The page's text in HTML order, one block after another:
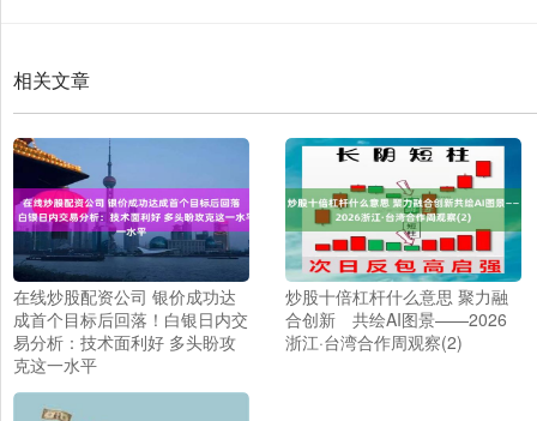
相关文章
在线炒股配资公司 银价成功达
成首个目标后回落！白银日内交
易分析：技术面利好 多头盼攻
克这一水平
炒股十倍杠杆什么意思 聚力融
合创新 共绘AI图景——2026
浙江·台湾合作周观察(2)